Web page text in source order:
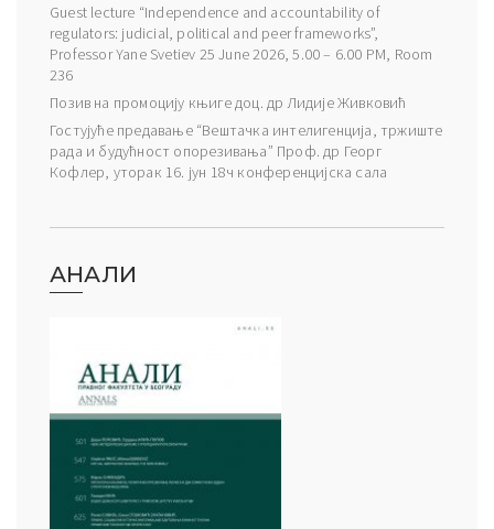
Guest lecture “Independence and accountability of
regulators: judicial, political and peer frameworks”,
Professor Yane Svetiev 25 June 2026, 5.00 – 6.00 PM, Room
236
Позив на промоцију књиге доц. др Лидије Живковић
Гостујуће предавање “Вештачка интелигенција, тржиште
рада и будућност опорезивања” Проф. др Георг
Кофлер, уторак 16. јун 18ч конференцијска сала
АНАЛИ